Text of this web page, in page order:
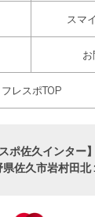
スマ
フレスポTOP
ポ佐久インター】
県佐久市岩村田